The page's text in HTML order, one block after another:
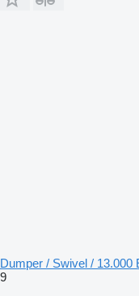
Dumper / Swivel / 13.000
9